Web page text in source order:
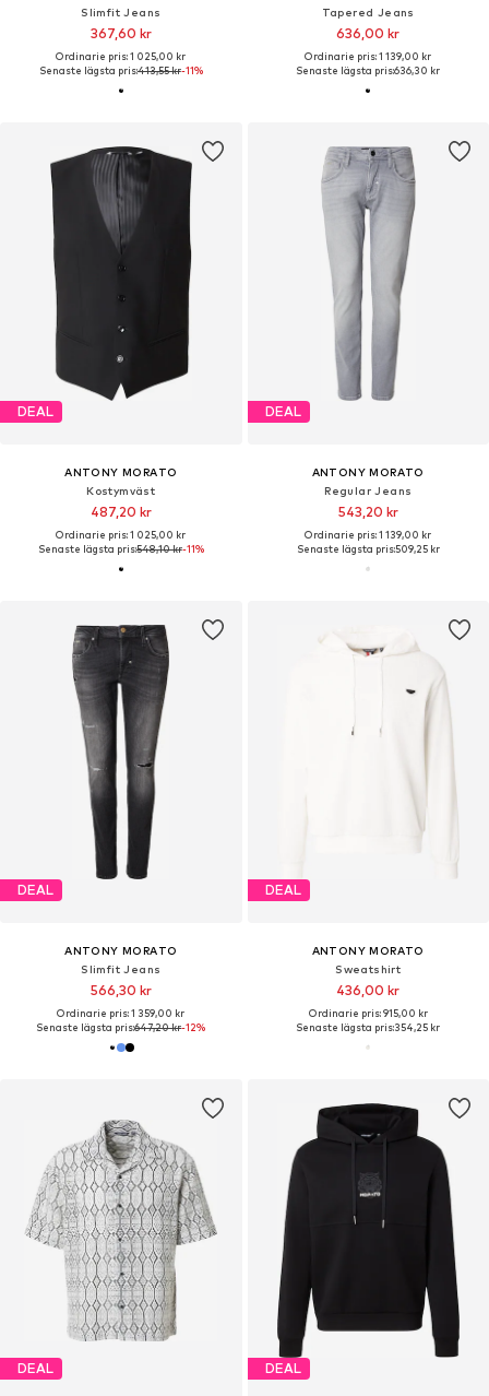
Slimfit Jeans
367,60 kr
Ordinarie pris: 1 025,00 kr
Senaste lägsta pris:413,55 kr-11%
Tapered Jeans
636,00 kr
Ordinarie pris: 1 139,00 kr
Senaste lägsta pris:636,30 kr
DEAL
ANTONY MORATO
Kostymväst
487,20 kr
Ordinarie pris: 1 025,00 kr
Senaste lägsta pris:548,10 kr-11%
DEAL
ANTONY MORATO
Regular Jeans
543,20 kr
Ordinarie pris: 1 139,00 kr
Senaste lägsta pris:509,25 kr
DEAL
ANTONY MORATO
Slimfit Jeans
566,30 kr
Ordinarie pris: 1 359,00 kr
Senaste lägsta pris:647,20 kr-12%
DEAL
ANTONY MORATO
Sweatshirt
436,00 kr
Ordinarie pris: 915,00 kr
Senaste lägsta pris:354,25 kr
DEAL DEAL